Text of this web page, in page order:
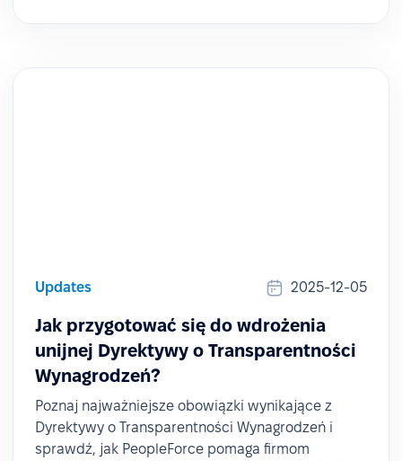
Updates 2025-12-05
Jak przygotować się do wdrożenia
unijnej Dyrektywy o Transparentności
Wynagrodzeń?
Poznaj najważniejsze obowiązki wynikające z
Dyrektywy o Transparentności Wynagrodzeń i
sprawdź, jak PeopleForce pomaga firmom